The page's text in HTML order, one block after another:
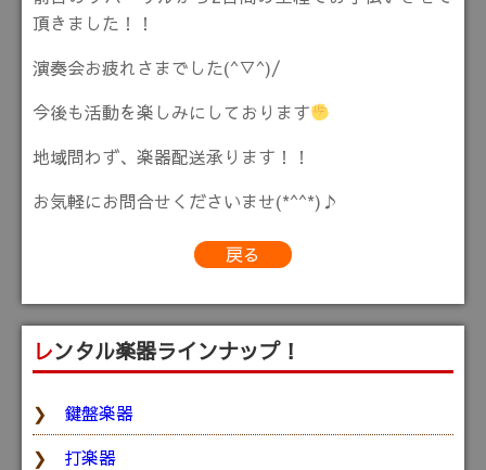
頂きました！！
演奏会お疲れさまでした(^▽^)/
今後も活動を楽しみにしております
地域問わず、楽器配送承ります！！
お気軽にお問合せくださいませ(*^^*)♪
戻る
レンタル楽器ラインナップ！
鍵盤楽器
打楽器